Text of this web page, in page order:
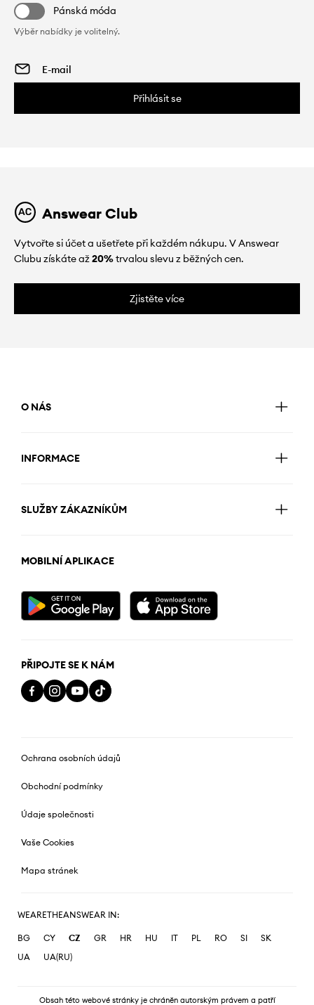
Pánská móda
Výběr nabídky je volitelný.
Přihlásit se
Answear Club
Vytvořte si účet a ušetřete při každém nákupu. V Answear
Clubu získáte až20%trvalou slevu z běžných cen.
Zjistěte více
O NÁS
INFORMACE
SLUŽBY ZÁKAZNÍKŮM
MOBILNÍ APLIKACE
PŘIPOJTE SE K NÁM
Ochrana osobních údajů
Obchodní podmínky
Údaje společnosti
Vaše Cookies
Mapa stránek
WEARETHEANSWEAR IN:
BG CY CZ GR HR HU IT PL RO SI
SK
UA
UA(RU)
Obsah této webové stránky je chráněn autorským právem a patří